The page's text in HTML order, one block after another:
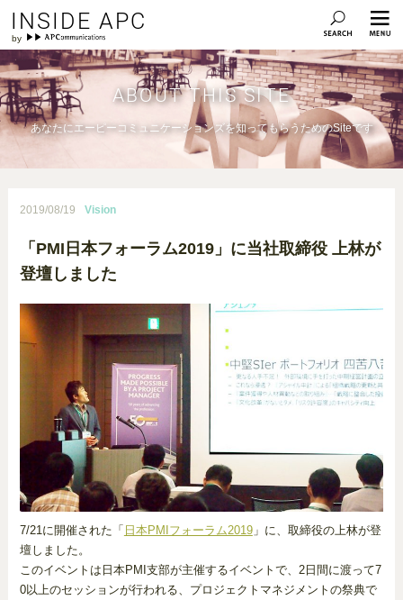
INSIDE APC
ABOUT THIS SITE
あなたにエーピーコミュニケーションズを知ってもらうためのSiteです
2019/08/19 Vision
「PMI日本フォーラム2019」に当社取締役 上林が
登壇しました
7/21に開催された「 日本PMIフォーラム2019」に、取締役の上林が登
壇しました。
このイベントは日本PMI支部が主催するイベントで、2日間に渡って7
0以上のセッションが行われる、プロジェクトマネジメントの祭典で